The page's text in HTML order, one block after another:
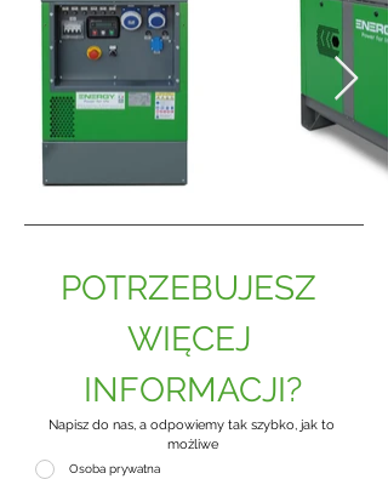
POTRZEBUJESZ
WIĘCEJ
INFORMACJI?
Napisz do nas, a odpowiemy tak szybko, jak to
możliwe
Osoba prywatna